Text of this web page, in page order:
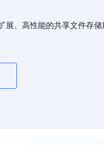
展、高性能的共享文件存